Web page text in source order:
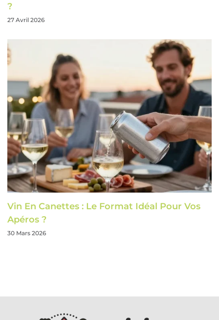
?
27 Avril 2026
Vin En Canettes : Le Format Idéal Pour Vos
Apéros ?
30 Mars 2026